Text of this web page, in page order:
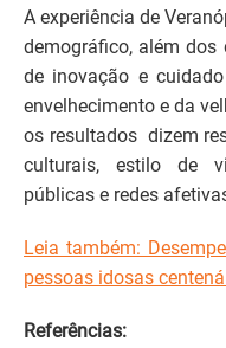
A experiência de
demográfico, além dos
de inovação e
envelhecimento e da
os resultados dizem
culturais, estilo de
públicas e redes
Leia também:
pessoas idosas
Referências: